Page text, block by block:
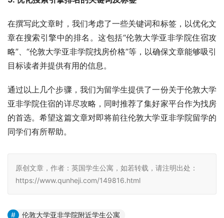
在撰写此文章时，我们考虑了一些关键词和标签，以优化文
章在搜索引擎中的排名。这包括“伦敦大学亚非学院住宿攻
略”、“伦敦大学亚非学院找房价格”等，以确保文章能够吸引
目标读者并提供有用的信息。
通过以上几个步骤，我们为留学生提供了一份关于伦敦大学
亚非学院住宿的详尽攻略，同时推荐了集好家平台作为找房
的首选。希望这篇文章对即将前往伦敦大学亚非学院留学的
同学们有所帮助。
原创文章，作者：英国学生公寓，如若转载，请注明出处：
https://www.qunheji.com/149816.html
伦敦大学亚非学院附近学生公寓